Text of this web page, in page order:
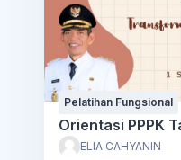
Pelatihan Fungsional
Orientasi PPPK
ELIA CAHYANIN